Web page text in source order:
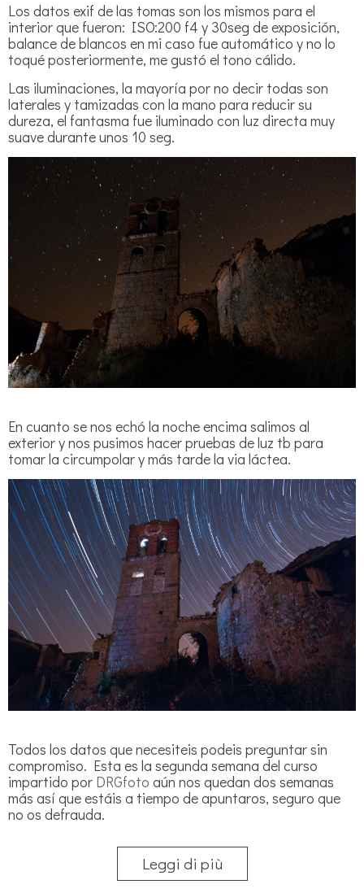
Los datos exif de las tomas son los mismos para el
interior que fueron: ISO:200 f4 y 30seg de exposición,
balance de blancos en mi caso fue automático y no lo
toqué posteriormente, me gustó el tono cálido.
Las iluminaciones, la mayoría por no decir todas son
laterales y tamizadas con la mano para reducir su
dureza, el fantasma fue iluminado con luz directa muy
suave durante unos 10 seg.
En cuanto se nos echó la noche encima salimos al
exterior y nos pusimos hacer pruebas de luz tb para
tomar la circumpolar y más tarde la via láctea.
Todos los datos que necesiteis podeis preguntar sin
compromiso. Esta es la segunda semana del curso
impartido por DRGfoto aún nos quedan dos semanas
más así que estáis a tiempo de apuntaros, seguro que
no os defrauda.
Leggi di più